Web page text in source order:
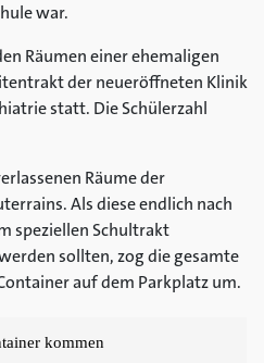
war.
Räumen einer ehemaligen
der neueröffneten Klinik
statt. Die Schülerzahl
Räume der
Als diese endlich nach
speziellen Schultrakt
sollten, zog die gesamte
auf dem Parkplatz um.
kommen